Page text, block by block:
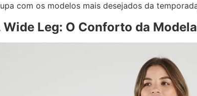
com os modelos mais desejados da
Wide Leg: O Conforto da